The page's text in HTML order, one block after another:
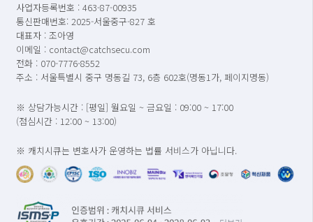
사업자등록번호 : 463-87-00935
통신판매번호: 2025-서울중구-827 호
대표자 : 조아영
이메일 : contact@catchsecu.com
전화 : 070-7776-8552
주소 : 서울특별시 중구 명동길 73, 6층 602호(명동1가, 페이지명동)
※ 상담가능시간 : [평일] 월요일 ~ 금요일 : 09:00 ~ 17:00
(점심시간 : 12:00 ~ 13:00)
※ 캐치시큐는 변호사가 운영하는 법률 서비스가 아닙니다.